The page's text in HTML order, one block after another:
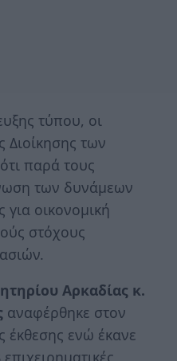
τύπου, οι
Διοίκησης των
παρά τους
των δυνάμεων
για οικονομική
στόχους
Αρκαδίας κ.
αναφέρθηκε στον
έκθεσης ενώ έκανε